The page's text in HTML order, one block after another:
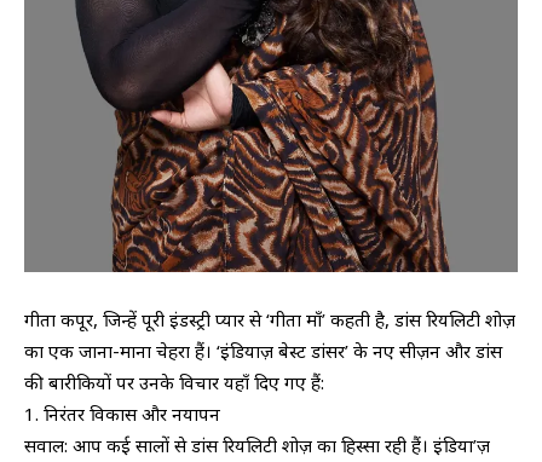
​गीता कपूर, जिन्हें पूरी इंडस्ट्री प्यार से ‘गीता माँ’ कहती है, डांस रियलिटी शोज़
का एक जाना-माना चेहरा हैं। ‘इंडियाज़ बेस्ट डांसर’ के नए सीज़न और डांस
की बारीकियों पर उनके विचार यहाँ दिए गए हैं:
​1. निरंतर विकास और नयापन
​सवाल: आप कई सालों से डांस रियलिटी शोज़ का हिस्सा रही हैं। इंडिया’ज़